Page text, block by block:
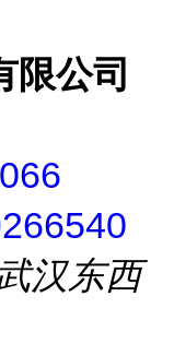
限公司
汉东西